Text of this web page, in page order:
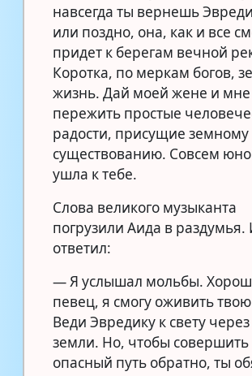
навсегда ты вернешь
или поздно, она, как и все
придет к берегам вечной
Коротка, по меркам богов,
жизнь. Дай моей жене и мне
пережить простые
радости, присущие земному
существованию. Совсем
ушла к тебе.
Слова великого музыканта
погрузили Аида в раздумья.
ответил:
— Я услышал мольбы.
певец, я смогу оживить
Веди Эвредику к свету
земли. Но, чтобы совершить
опасный путь обратно, ты